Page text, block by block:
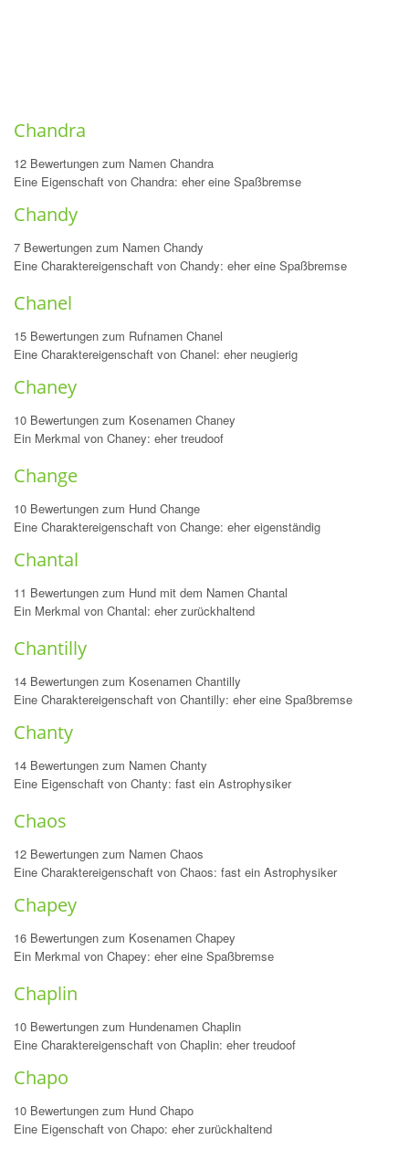
Chandra
12 Bewertungen zum Namen Chandra
Eine Eigenschaft von Chandra: eher eine Spaßbremse
Chandy
7 Bewertungen zum Namen Chandy
Eine Charaktereigenschaft von Chandy: eher eine Spaßbremse
Chanel
15 Bewertungen zum Rufnamen Chanel
Eine Charaktereigenschaft von Chanel: eher neugierig
Chaney
10 Bewertungen zum Kosenamen Chaney
Ein Merkmal von Chaney: eher treudoof
Change
10 Bewertungen zum Hund Change
Eine Charaktereigenschaft von Change: eher eigenständig
Chantal
11 Bewertungen zum Hund mit dem Namen Chantal
Ein Merkmal von Chantal: eher zurückhaltend
Chantilly
14 Bewertungen zum Kosenamen Chantilly
Eine Charaktereigenschaft von Chantilly: eher eine Spaßbremse
Chanty
14 Bewertungen zum Namen Chanty
Eine Eigenschaft von Chanty: fast ein Astrophysiker
Chaos
12 Bewertungen zum Namen Chaos
Eine Charaktereigenschaft von Chaos: fast ein Astrophysiker
Chapey
16 Bewertungen zum Kosenamen Chapey
Ein Merkmal von Chapey: eher eine Spaßbremse
Chaplin
10 Bewertungen zum Hundenamen Chaplin
Eine Charaktereigenschaft von Chaplin: eher treudoof
Chapo
10 Bewertungen zum Hund Chapo
Eine Eigenschaft von Chapo: eher zurückhaltend